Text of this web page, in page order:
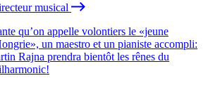
musical
qu’on appelle volontiers le «jeune
un maestro et un pianiste accompli:
Rajna prendra bientôt les rênes du